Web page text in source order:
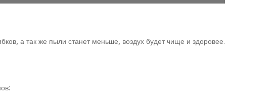
а так же пыли станет меньше, воздух будет чище и здоровее.